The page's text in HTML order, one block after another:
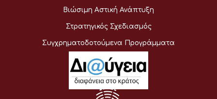
Βιώσιμη Αστική Ανάπτυξη
Στρατηγικός Σχεδιασμός
Συγχρηματοδοτούμενα Προγράμματα